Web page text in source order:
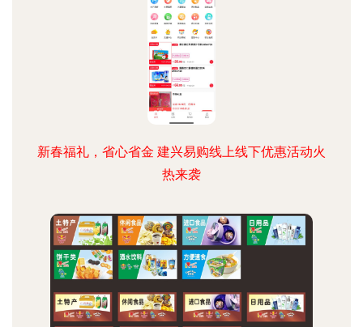
新春福礼，省心省金 建兴易购线上线下优惠活动火
热来袭